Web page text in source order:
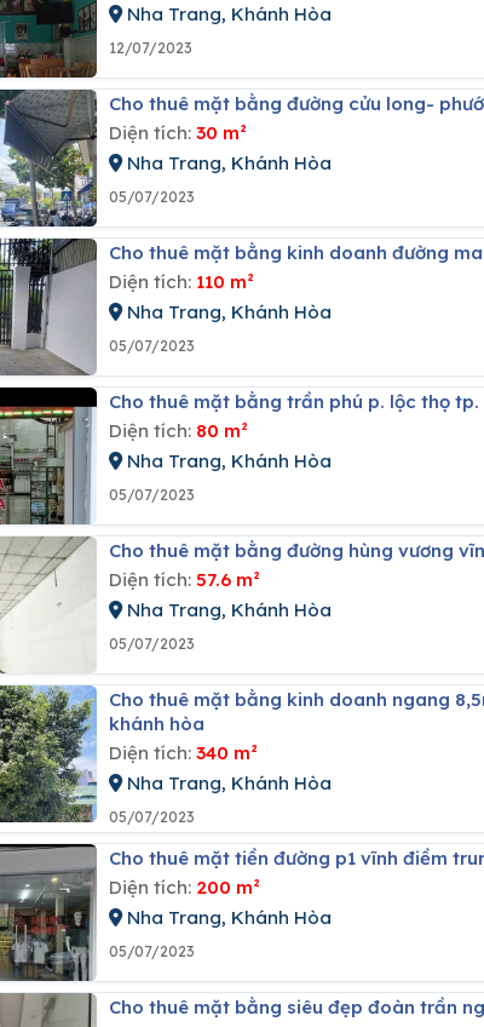
Nha Trang, Khánh Hòa
12/07/2023
Cho thuê mặt bằng đường cửu long-
Diện tích: 30 m²
Nha Trang, Khánh Hòa
05/07/2023
Cho thuê mặt bằng kinh doanh đường
Diện tích: 110 m²
Nha Trang, Khánh Hòa
05/07/2023
Cho thuê mặt bằng trần phú p. lộc thọ
Diện tích: 80 m²
Nha Trang, Khánh Hòa
05/07/2023
Cho thuê mặt bằng đường hùng vương
Diện tích: 57.6 m²
Nha Trang, Khánh Hòa
05/07/2023
Cho thuê mặt bằng kinh doanh ngang 8,5m đường hùng vương, khu phố tây, nha trang,
khánh hòa
Diện tích: 340 m²
Nha Trang, Khánh Hòa
05/07/2023
Cho thuê mặt tiền đường p1 vĩnh điềm
Diện tích: 200 m²
Nha Trang, Khánh Hòa
05/07/2023
Cho thuê mặt bằng siêu đẹp đoàn trần